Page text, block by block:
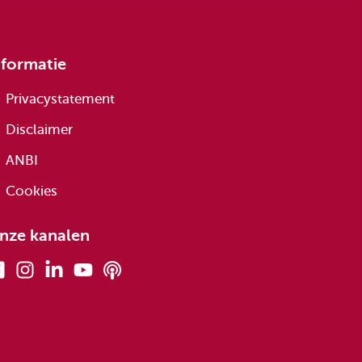
Privacystatement
Disclaimer
ANBI
Cookies
kanalen
FacebookInstagramLinkedinYoutube